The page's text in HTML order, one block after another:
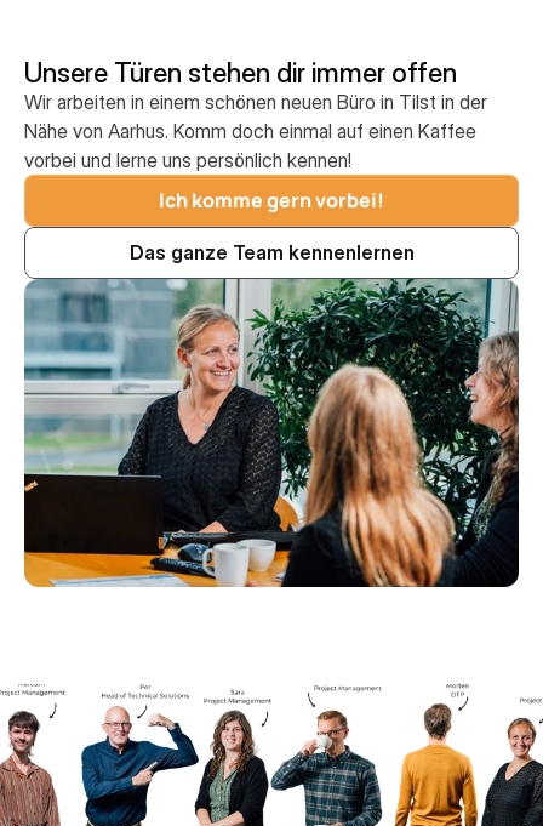
Unsere Türen stehen dir immer offen
Wir arbeiten in einem schönen neuen Büro in Tilst in der
Nähe von Aarhus. Komm doch einmal auf einen Kaffee
vorbei und lerne uns persönlich kennen!
Ich komme gern vorbei!
Das ganze Team kennenlernen